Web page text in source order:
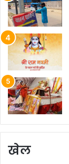
खेल